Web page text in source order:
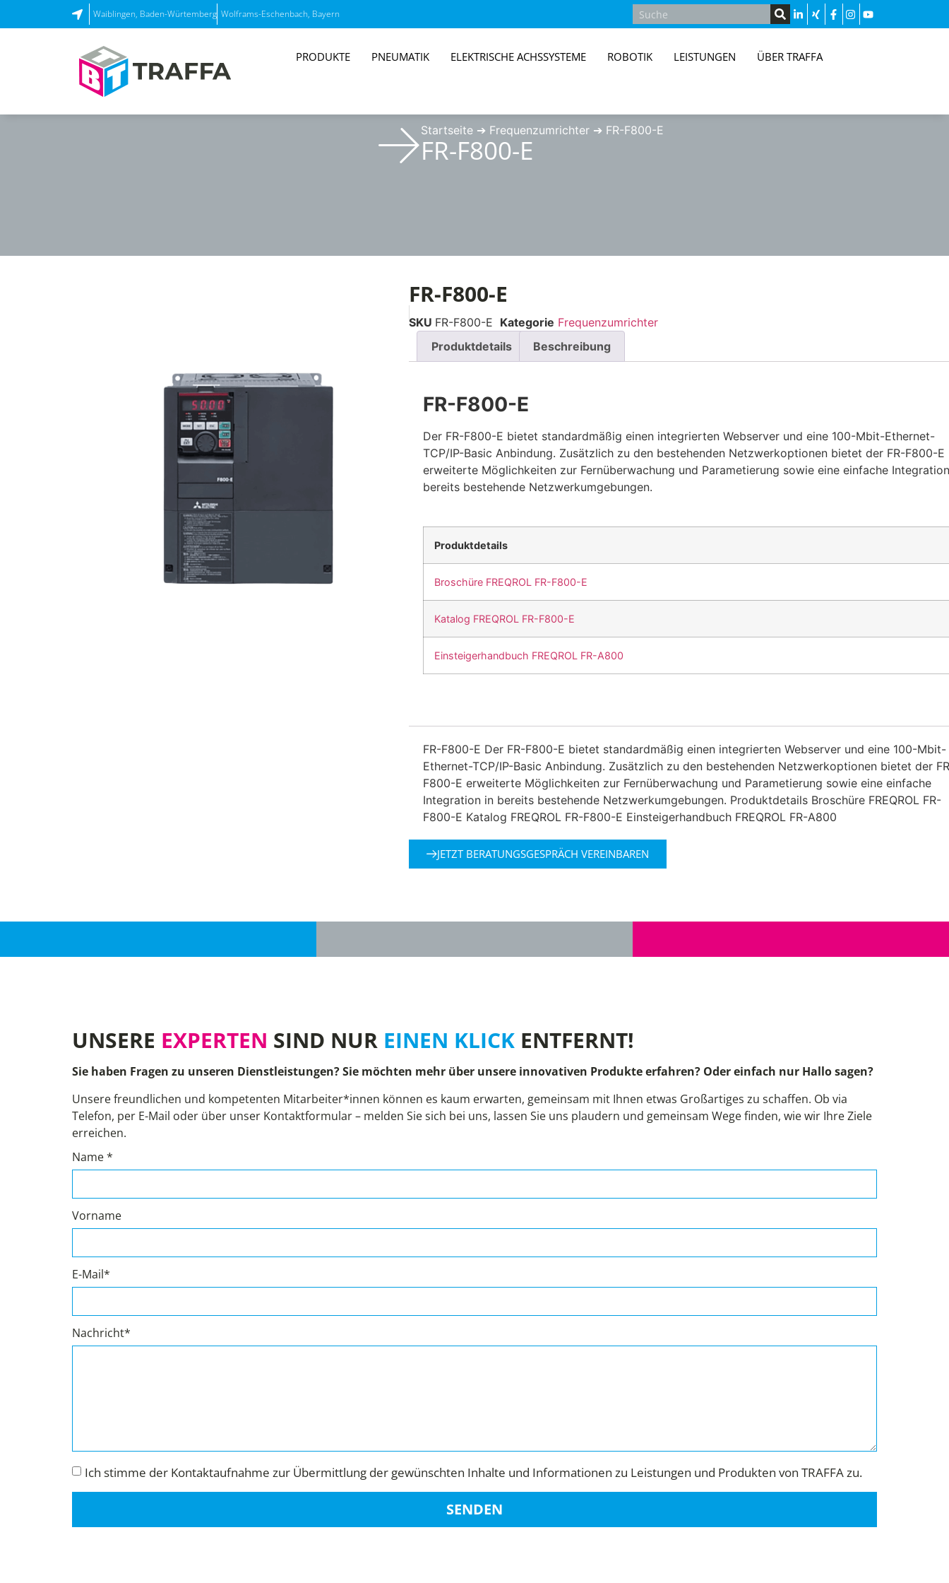
Waiblingen, Baden-Würtemberg Wolframs-Eschenbach, Bayern
PRODUKTE PNEUMATIK ELEKTRISCHE ACHSSYSTEME ROBOTIK LEISTUNGEN ÜBER TRAFFA
Startseite➔ Frequenzumrichter➔ FR-F800-E
FR-F800-E
FR-F800-E
SKU FR-F800-E Kategorie Frequenzumrichter
Produktdetails
Beschreibung
FR-F800-E
Der FR-F800-E bietet standardmäßig einen integrierten Webserver und eine 100-Mbit-Ethernet-
TCP/IP-Basic Anbindung. Zusätzlich zu den bestehenden Netzwerkoptionen bietet der FR-F800-E
erweiterte Möglichkeiten zur Fernüberwachung und Parametierung sowie eine einfache
bereits bestehende Netzwerkumgebungen.
Produktdetails
Broschüre FREQROL FR-F800-E
Katalog FREQROL FR-F800-E
Einsteigerhandbuch FREQROL FR-A800
FR-F800-E Der FR-F800-E bietet standardmäßig einen integrierten Webserver und eine 100-Mbit-
Ethernet-TCP/IP-Basic Anbindung. Zusätzlich zu den bestehenden Netzwerkoptionen bietet der
F800-E erweiterte Möglichkeiten zur Fernüberwachung und Parametierung sowie eine einfache
Integration in bereits bestehende Netzwerkumgebungen. Produktdetails Broschüre FREQROL FR-
F800-E Katalog FREQROL FR-F800-E Einsteigerhandbuch FREQROL FR-A800
JETZT BERATUNGSGESPRÄCH VEREINBAREN
UNSERE EXPERTEN SIND NUR EINEN KLICK ENTFERNT!
Sie haben Fragen zu unseren Dienstleistungen? Sie möchten mehr über unsere innovativen Produkte erfahren? Oder einfach nur Hallo sagen?
Unsere freundlichen und kompetenten Mitarbeiter*innen können es kaum erwarten, gemeinsam mit Ihnen etwas Großartiges zu schaffen. Ob via
Telefon, per E-Mail oder über unser Kontaktformular – melden Sie sich bei uns, lassen Sie uns plaudern und gemeinsam Wege finden, wie wir Ihre Ziele
erreichen.
Name *
Vorname
E-Mail*
Nachricht*
Ich stimme der Kontaktaufnahme zur Übermittlung der gewünschten Inhalte und Informationen zu Leistungen und Produkten von TRAFFA zu.
SENDEN